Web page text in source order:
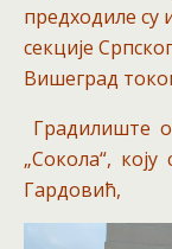
предходиле су
секције
Вишеград
Градилиште
„Сокола“,